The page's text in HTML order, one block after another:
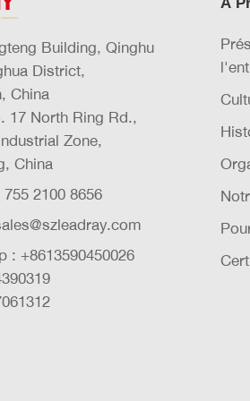
Building, Qinghu
District,
China
17 North Ring Rd.,
Zone,
China
2100 8656
: +8613590450026